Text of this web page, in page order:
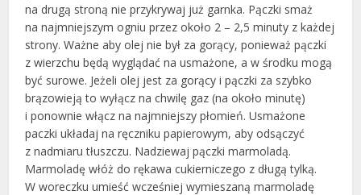
na drugą stroną nie przykrywaj już garnka. Pączki smaż
na najmniejszym ogniu przez około 2 – 2,5 minuty z każdej
strony. Ważne aby olej nie był za gorący, ponieważ pączki
z wierzchu będą wyglądać na usmażone, a w środku mogą
być surowe. Jeżeli olej jest za gorący i pączki za szybko
brązowieją to wyłącz na chwilę gaz (na około minutę)
i ponownie włącz na najmniejszy płomień. Usmażone
paczki układaj na ręczniku papierowym, aby odsączyć
z nadmiaru tłuszczu. Nadziewaj pączki marmoladą.
Marmoladę włóż do rękawa cukierniczego z długą tylką.
W woreczku umieść wcześniej wymieszaną marmoladę